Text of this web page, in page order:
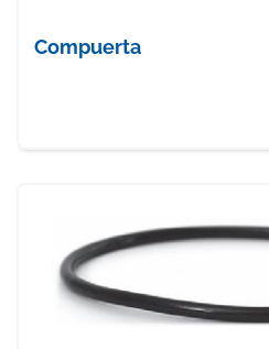
Compuerta